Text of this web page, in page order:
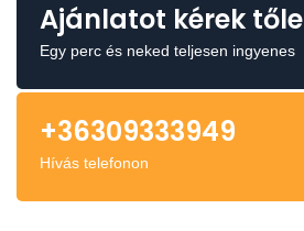
Ajánlatot kérek tőle
Egy perc és neked teljesen ingyenes
+36309333949
Hívás telefonon